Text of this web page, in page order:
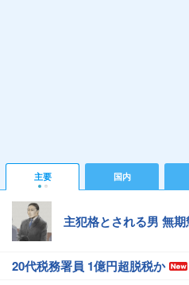
主要 国内
主犯格とされる男 無
20代税務署員 1億円超脱税か